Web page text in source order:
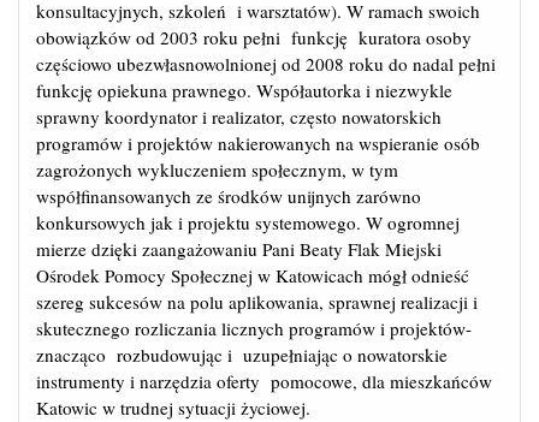
konsultacyjnych, szkoleń i warsztatów). W ramach swoich
obowiązków od 2003 roku pełni funkcję kuratora osoby
częściowo ubezwłasnowolnionej od 2008 roku do nadal pełni
funkcję opiekuna prawnego. Współautorka i niezwykle
sprawny koordynator i realizator, często nowatorskich
programów i projektów nakierowanych na wspieranie osób
zagrożonych wykluczeniem społecznym, w tym
współfinansowanych ze środków unijnych zarówno
konkursowych jak i projektu systemowego. W ogromnej
mierze dzięki zaangażowaniu Pani Beaty Flak Miejski
Ośrodek Pomocy Społecznej w Katowicach mógł odnieść
szereg sukcesów na polu aplikowania, sprawnej realizacji i
skutecznego rozliczania licznych programów i projektów-
znacząco rozbudowując i uzupełniając o nowatorskie
instrumenty i narzędzia oferty pomocowe, dla mieszkańców
Katowic w trudnej sytuacji życiowej.